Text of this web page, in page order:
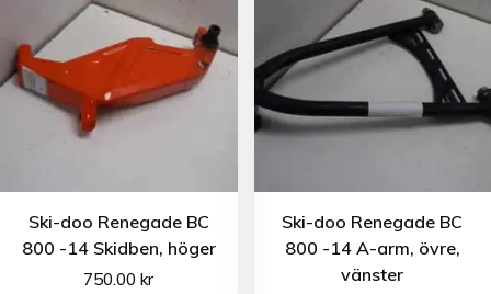
Ski-doo Renegade BC
800 -14 Skidben, höger
750.00kr
Ski-doo Renegade BC
800 -14 A-arm, övre,
vänster